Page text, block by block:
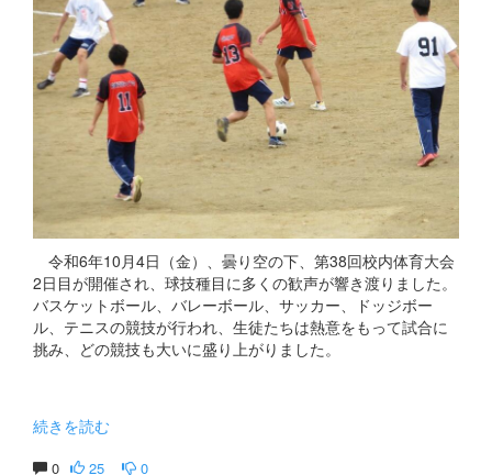
令和6年10月4日（金）、曇り空の下、第38回校内体育大会
2日目が開催され、球技種目に多くの歓声が響き渡りました。
バスケットボール、バレーボール、サッカー、ドッジボー
ル、テニスの競技が行われ、生徒たちは熱意をもって試合に
挑み、どの競技も大いに盛り上がりました。
続きを読む
0 25 0